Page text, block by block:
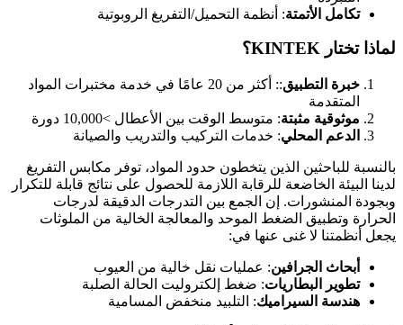
تكامل الأتمتة: أنظمة التحميل/التفريغ الروبوتية
لماذا تختار KINTEK؟
خبرة التطبيق
:: أكثر من 20 عامًا في خدمة مختبرات المواد
المتقدمة
موثوقية مثبتة: متوسط الوقت بين الأعطال >10,000 دورة
الدعم المحلي: خدمات التركيب والتدريب والصيانة
بالنسبة للباحثين الذين يتخطون حدود المواد، توفر مكابس التفريغ
لدينا البيئة الخاضعة للرقابة اللازمة للحصول على نتائج قابلة للتكرار
وبجودة المنشورات. إن الجمع بين التدرجات الدقيقة لدرجات
الحرارة وتطبيق الضغط الموحد والمعالجة الخالية من الملوثات
يجعل أنظمتنا لا غنى عنها في:
أبحاث الجرافين: عمليات نقل خالية من العيوب
تطوير البطاريات: ضغط إلكتروليت الحالة الصلبة
هندسة السيراميك: التلبيد منخفض المسامية